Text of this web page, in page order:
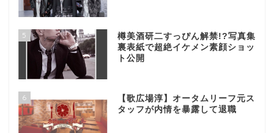
5
樽美酒研二すっぴん解禁!?写真集
裏表紙で超絶イケメン素顔ショッ
ト公開
6
【歌広場淳】オータムリーフ元ス
タッフが内情を暴露して退職